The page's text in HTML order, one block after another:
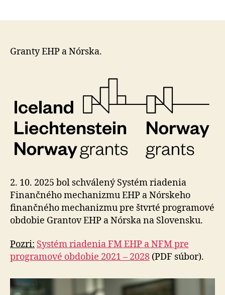
Granty EHP a Nórska.
2. 10. 2025 bol schválený Systém riadenia
Finančného mechanizmu EHP a Nórskeho
finančného mechanizmu pre štvrté programové
obdobie Grantov EHP a Nórska na Slovensku.
Pozri: Systém riadenia FM EHP a NFM pre
programové obdobie 2021 – 2028 (PDF súbor).